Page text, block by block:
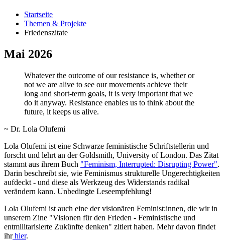
Startseite
Themen & Projekte
Friedenszitate
Mai 2026
Whatever the outcome of our resistance is, whether or
not we are alive to see our movements achieve their
long and short-term goals, it is very important that we
do it anyway. Resistance enables us to think about the
future, it keeps us alive.
~ Dr. Lola Olufemi
Lola Olufemi ist eine Schwarze feministische Schriftstellerin und
forscht und lehrt an der Goldsmith, University of London. Das Zitat
stammt aus ihrem Buch "Feminism, Interrupted: Disrupting Power".
Darin beschreibt sie, wie Feminismus strukturelle Ungerechtigkeiten
aufdeckt - und diese als Werkzeug des Widerstands radikal
verändern kann. Unbedingte Leseempfehlung!
Lola Olufemi ist auch eine der visionären Feminist:innen, die wir in
unserem Zine "Visionen für den Frieden - Feministische und
entmilitarisierte Zukünfte denken" zitiert haben. Mehr davon findet
ihrhier.